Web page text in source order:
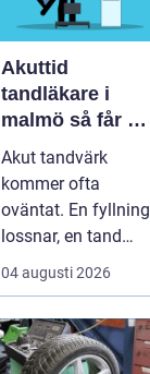
Akuttid
tandläkare i
malmö så får du
snabb hjälp när
tanden gör ont
Akut tandvärk
kommer ofta
oväntat. En fyllning
lossnar, en tand
spricker eller en
visdomstand
svulln...
04 augusti 2026